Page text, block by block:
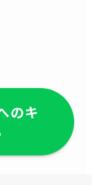
のキ